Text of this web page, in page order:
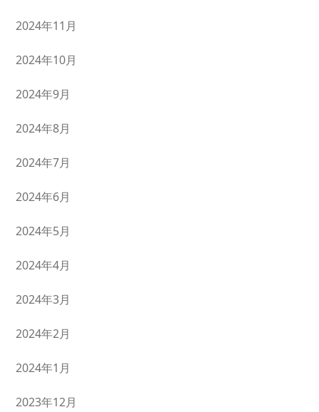
2024年11月
2024年10月
2024年9月
2024年8月
2024年7月
2024年6月
2024年5月
2024年4月
2024年3月
2024年2月
2024年1月
2023年12月